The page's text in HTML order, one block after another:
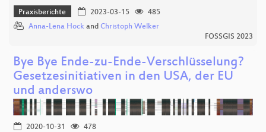
Praxisberichte 2023-03-15
485
Anna-Lena Hock and Christoph Welker
FOSSGIS 2023
Bye Bye Ende-zu-Ende-Verschlüsselung?
Gesetzesinitiativen in den USA, der EU
und anderswo
2020-10-31
478